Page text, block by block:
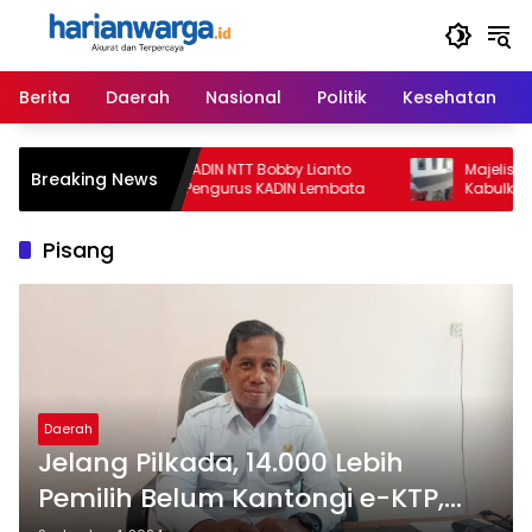
Langsung
Berita
Daerah Nasional Politik Kesehatan
Breaking News
Ketua Umum KADIN NTT Bobby Lianto
Lantik Badan Pengurus KADIN Lembata
Majelis
Kabulkan
Gugatan
Pisang
Daerah
Jelang Pilkada, 14.000 Lebih
Pemilih Belum Kantongi e-KTP,